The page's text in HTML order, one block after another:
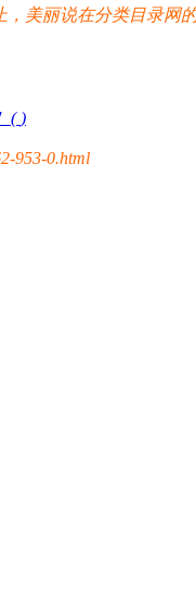
美丽说在分类目录网
( )
953-0.html